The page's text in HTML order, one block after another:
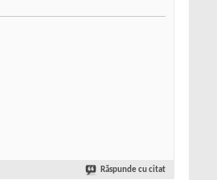
Răspunde cu citat